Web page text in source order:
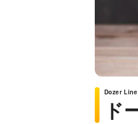
Dozer Line
ド